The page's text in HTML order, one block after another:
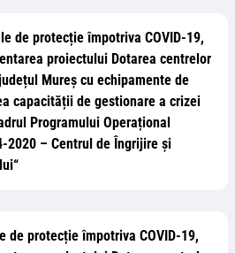
de protecție împotriva COVID-19,
proiectului Dotarea centrelor
Mureș cu echipamente de
capacității de gestionare a crizei
Programului Operațional
2020 – Centrul de Îngrijire și
de protecție împotriva COVID-19,